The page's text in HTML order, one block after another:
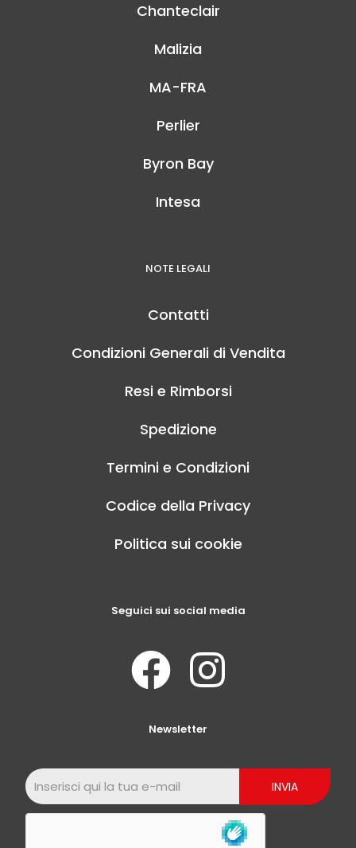
Chanteclair
Malizia
MA-FRA
Perlier
Byron Bay
Intesa
NOTE LEGALI
Contatti
Condizioni Generali di Vendita
Resi e Rimborsi
Spedizione
Termini e Condizioni
Codice della Privacy
Politica sui cookie
Seguici sui social media
Newsletter